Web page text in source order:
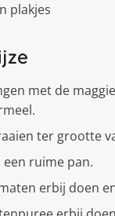
plakjes
met de
ter grootte
ruime pan.
erbij doen